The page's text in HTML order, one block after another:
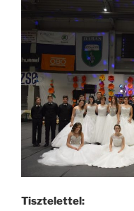
Tisztelettel: